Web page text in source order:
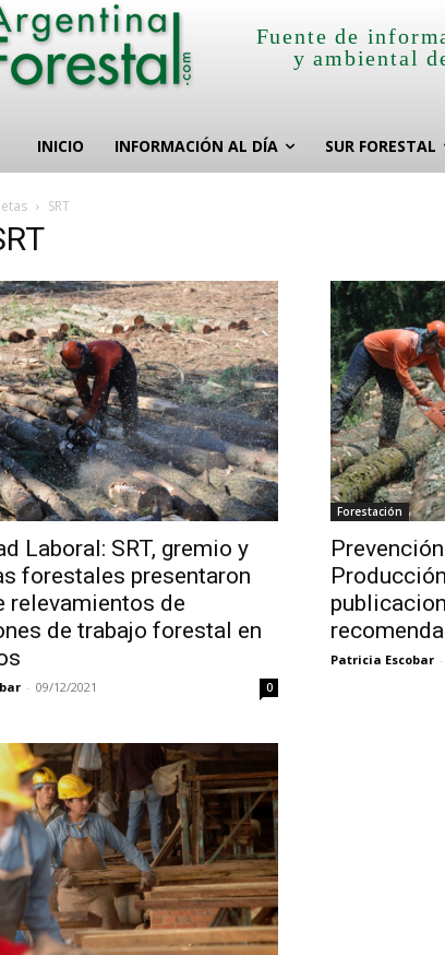
Fuente de
y ambiental
INICIO INFORMACIÓN AL DÍA SUR FORESTAL
SRT
Laboral: SRT, gremio y
forestales presentaron
relevamientos de
de trabajo forestal en
- 09/12/2021 0
Forestación
Patricia Escobar -